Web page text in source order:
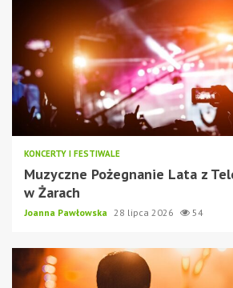
KONCERTY I FESTIWALE
Muzyczne Pożegnanie Lata z
w Żarach
Joanna Pawłowska 28 lipca 2026 54